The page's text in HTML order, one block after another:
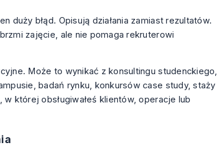
duży błąd. Opisują działania zamiast rezultatów.
zajęcie, ale nie pomaga rekruterowi
Może to wynikać z konsultingu studenckiego,
badań rynku, konkursów case study, staży
której obsługiwałeś klientów, operacje lub